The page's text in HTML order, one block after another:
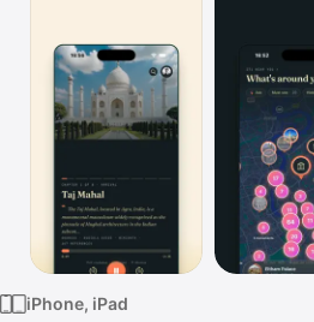
iPhone, iPad